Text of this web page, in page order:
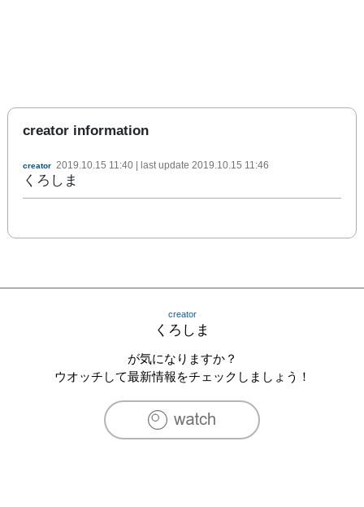
creator information
creator 2019.10.15 11:40 | last update 2019.10.15 11:46
くろしま
creator
くろしま
が気になりますか？
ウオッチして最新情報をチェックしましょう！